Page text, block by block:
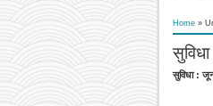
Home »
सुविधा :